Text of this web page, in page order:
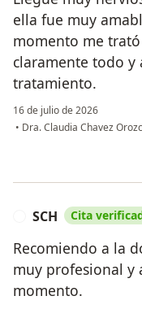
ella fue muy
momento me
claramente todo y
tratamiento.
16 de julio de 2026
• Dra. Claudia Chavez
SCH Cita
Recomiendo a la
muy profesional y
momento.